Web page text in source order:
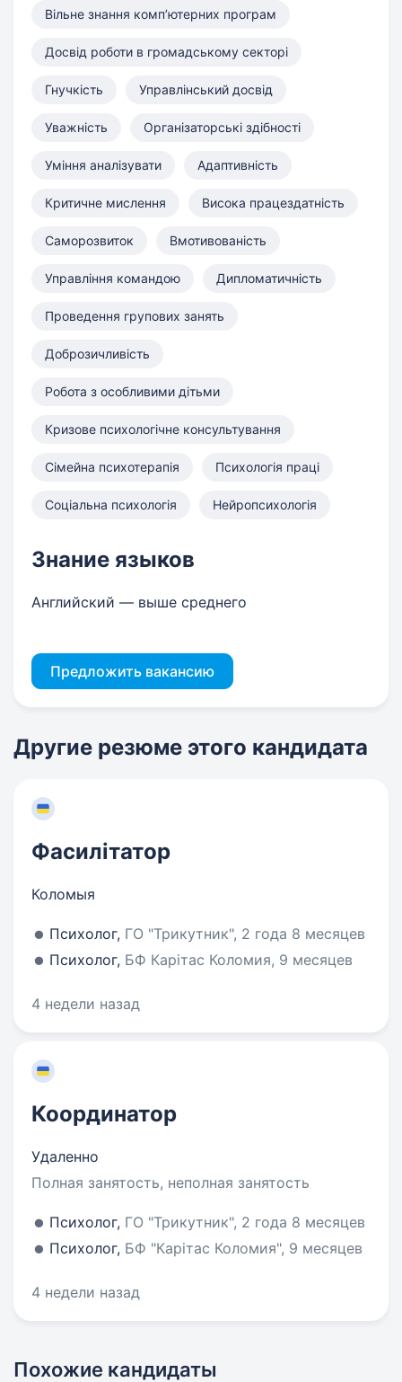
Вільне знання компʼютерних програм
Досвід роботи в громадському секторі
Гнучкість Управлінський досвід
Уважність Організаторські здібності
Уміння аналізувати Адаптивність
Критичне мислення Висока працездатність
Саморозвиток Вмотивованість
Управління командою Дипломатичність
Проведення групових занять
Доброзичливість
Робота з особливими дітьми
Кризове психологічне консультування
Сімейна психотерапія Психологія праці
Соціальна психологія Нейропсихологія
Знание языков
Английский — выше среднего
Предложить вакансию
Другие резюме этого кандидата
Фасилітатор
Коломыя
Психолог, ГО "Трикутник", 2 года 8 месяцев
Психолог, БФ Карітас Коломия, 9 месяцев
4 недели назад
Координатор
Удаленно
Полная занятость, неполная занятость
Психолог, ГО "Трикутник", 2 года 8 месяцев
Психолог, БФ "Карітас Коломия", 9 месяцев
4 недели назад
Похожие кандидаты